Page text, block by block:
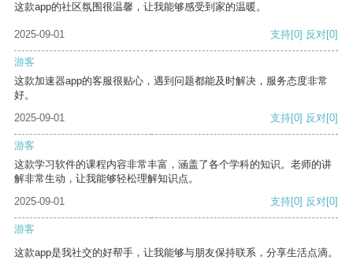
这款app的社区氛围很温馨，让我能够感受到家的温暖。
2025-09-01 支持[0] 反对[0]
游客
这款加速器app的客服很贴心，遇到问题都能及时解决，服务态度非常
好。
2025-09-01
支持[0] 反对[0]
游客
这款学习软件的课程内容非常丰富，涵盖了各个学科的知识。老师的讲
解非常生动，让我能够轻松理解知识点。
2025-09-01
支持[0] 反对[0]
游客
这款app是我社交的好帮手，让我能够与朋友保持联系，分享生活点滴。